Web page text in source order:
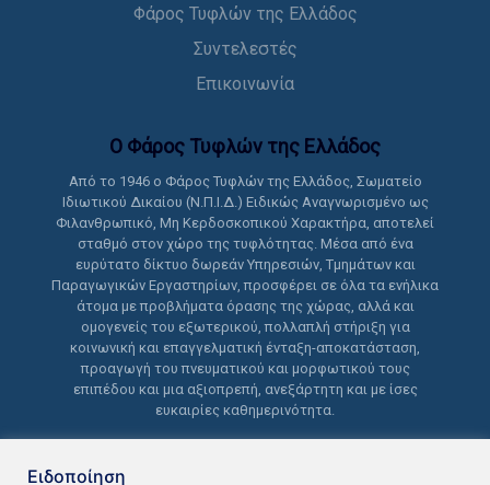
Φάρος Τυφλών της Ελλάδος
Συντελεστές
Επικοινωνία
Ο Φάρος Τυφλών της Ελλάδoς
Από το 1946 ο Φάρος Τυφλών της Ελλάδος, Σωματείο
Ιδιωτικού Δικαίου (Ν.Π.Ι.Δ.) Ειδικώς Αναγνωρισμένο ως
Φιλανθρωπικό, Μη Κερδοσκοπικού Χαρακτήρα, αποτελεί
σταθμό στον χώρο της τυφλότητας. Μέσα από ένα
ευρύτατο δίκτυο δωρεάν Υπηρεσιών, Τμημάτων και
Παραγωγικών Εργαστηρίων, προσφέρει σε όλα τα ενήλικα
άτομα με προβλήματα όρασης της χώρας, αλλά και
ομογενείς του εξωτερικού, πολλαπλή στήριξη για
κοινωνική και επαγγελματική ένταξη-αποκατάσταση,
προαγωγή του πνευματικού και μορφωτικού τους
επιπέδου και μια αξιοπρεπή, ανεξάρτητη και με ίσες
ευκαιρίες καθημερινότητα.
Ειδοποίηση